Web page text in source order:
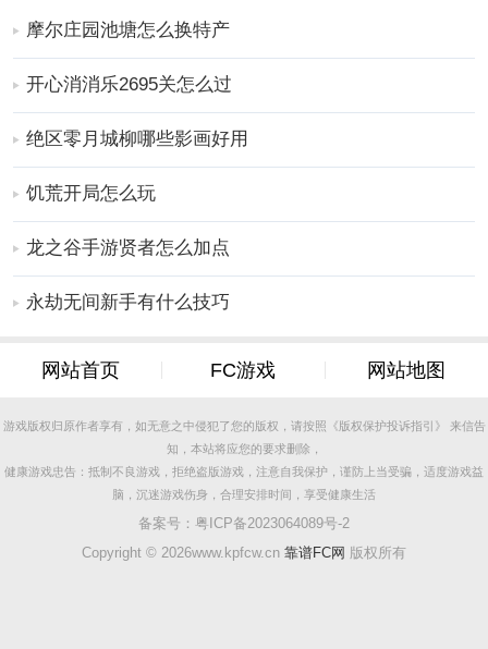
摩尔庄园池塘怎么换特产
开心消消乐2695关怎么过
绝区零月城柳哪些影画好用
饥荒开局怎么玩
龙之谷手游贤者怎么加点
永劫无间新手有什么技巧
网站首页 FC游戏 网站地图
游戏版权归原作者享有，如无意之中侵犯了您的版权，请按照《版权保护投诉指引》 来信告
知，本站将应您的要求删除，
健康游戏忠告：抵制不良游戏，拒绝盗版游戏，注意自我保护，谨防上当受骗，适度游戏益
脑，沉迷游戏伤身，合理安排时间，享受健康生活
备案号： 粤ICP备2023064089号-2
Copyright © 2026www.kpfcw.cn 靠谱FC网 版权所有